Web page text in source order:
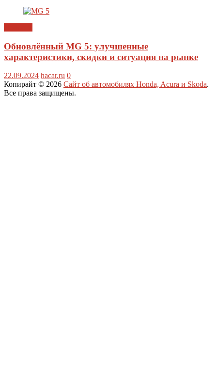
Обновлённый MG 5: улучшенные
характеристики, скидки и ситуация на рынке
22.09.2024 hacar.ru 0
Копирайт © 2026 Сайт об автомобилях Honda, Acura и Skoda.
Все права защищены.